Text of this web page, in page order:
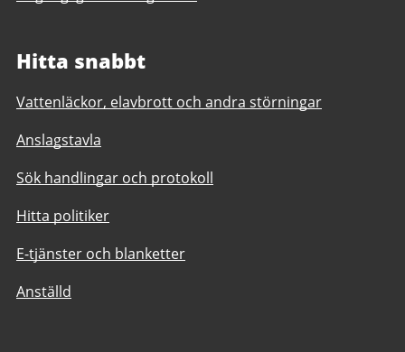
Hitta snabbt
Vattenläckor, elavbrott och andra störningar
Anslagstavla
Sök handlingar och protokoll
Hitta politiker
E-tjänster och blanketter
Anställd